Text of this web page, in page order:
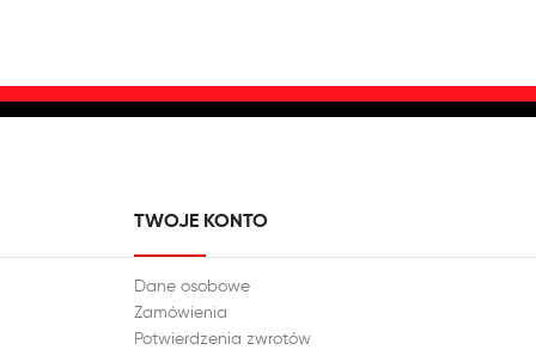
TWOJE KONTO
Dane osobowe
Zamówienia
Potwierdzenia zwrotów